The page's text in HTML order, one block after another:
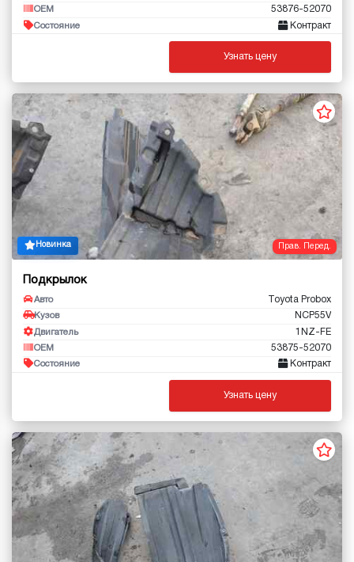
OEM 53876-52070
Состояние Контракт
Узнать цену
Прав. Перед.
Новинка
Подкрылок
Авто Toyota Probox
Кузов NCP55V
Двигатель 1NZ-FE
OEM 53875-52070
Состояние Контракт
Узнать цену